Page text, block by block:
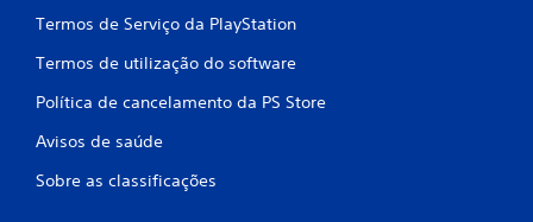
Termos de Serviço da PlayStation
Termos de utilização do software
Política de cancelamento da PS Store
Avisos de saúde
Sobre as classificações